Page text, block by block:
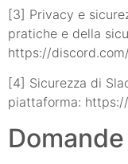
[3] Privacy e
pratiche e della
https://
[4] Sicurezza di
piattaforma: